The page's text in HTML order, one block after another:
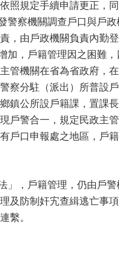
規定手續申請更正，
察機關調查戶口與戶
由戶政機關負責內勤
，戶籍管理因之困難
管機關在省為省政府
察分駐（派出）所普設
鎮公所設戶籍課，置課
戶警合一，規定民政主
口申報處之地區，戶
，戶籍管理，仍由戶
及防制奸宄查緝逃亡事
繫。